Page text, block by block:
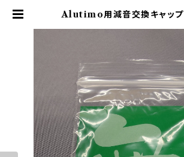
Alutimo用減音交換キャッ